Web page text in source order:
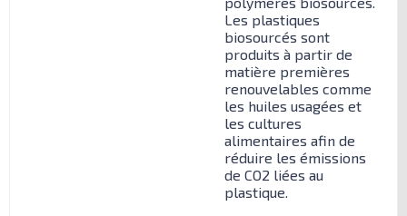
Les plastiques
biosourcés sont
produits à partir de
matière premières
renouvelables comme
les huiles usagées et
les cultures
alimentaires afin de
réduire les émissions
de CO2 liées au
plastique.